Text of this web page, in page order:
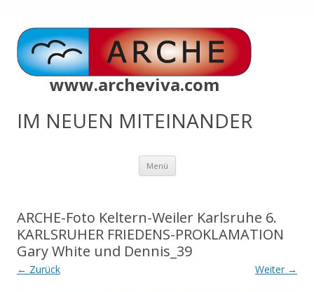
www.archeviva.com
IM NEUEN MITEINANDER
Menü Zum
springen
ARCHE-Foto Keltern-Weiler Karlsruhe 6.
KARLSRUHER FRIEDENS-PROKLAMATION
Gary White und Dennis_39
← Zurück Weiter →